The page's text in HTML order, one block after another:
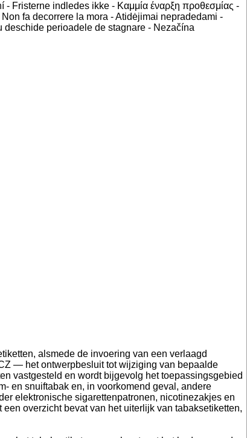
indledes ikke - Καμμία έναρξη προθεσμίας -
fa decorrere la mora - Atidėjimai nepradedami -
perioadele de stagnare - Nezačína
alsmede de invoering van een verlaagd
— het ontwerpbesluit tot wijziging van bepaalde
vastgesteld en wordt bijgevolg het toepassingsgebied
en snuiftabak en, in voorkomend geval, andere
elektronische sigarettenpatronen, nicotinezakjes en
overzicht bevat van het uiterlijk van tabaksetiketten,